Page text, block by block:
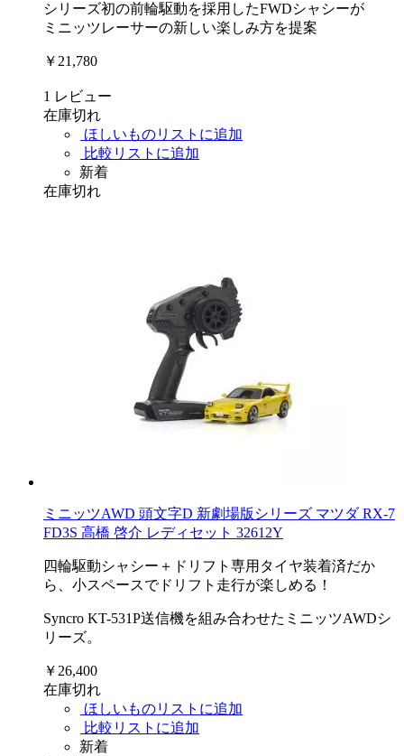
シリーズ初の前輪駆動を採用したFWDシャシーが
ミニッツレーサーの新しい楽しみ方を提案
￥21,780
1 レビュー
在庫切れ
ほしいものリストに追加
比較リストに追加
新着
在庫切れ
ミニッツAWD 頭文字D 新劇場版シリーズ マツダ RX-7
FD3S 高橋 啓介 レディセット 32612Y
四輪駆動シャシー＋ドリフト専用タイヤ装着済だか
ら、小スペースでドリフト走行が楽しめる！
Syncro KT-531P送信機を組み合わせたミニッツAWDシ
リーズ。
￥26,400
在庫切れ
ほしいものリストに追加
比較リストに追加
新着